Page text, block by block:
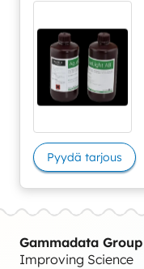
Pyydä tarjous
Gammadata Group
Improving Science